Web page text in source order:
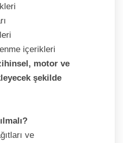
içerikleri
motor ve
şekilde
ve